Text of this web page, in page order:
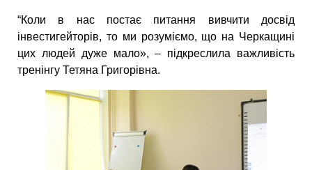
“Коли в нас постає питання вивчити досвід
інвестигейторів, то ми розуміємо, що на Черкащині
цих людей дуже мало», – підкреслила важливість
тренінгу Тетяна Григорівна.